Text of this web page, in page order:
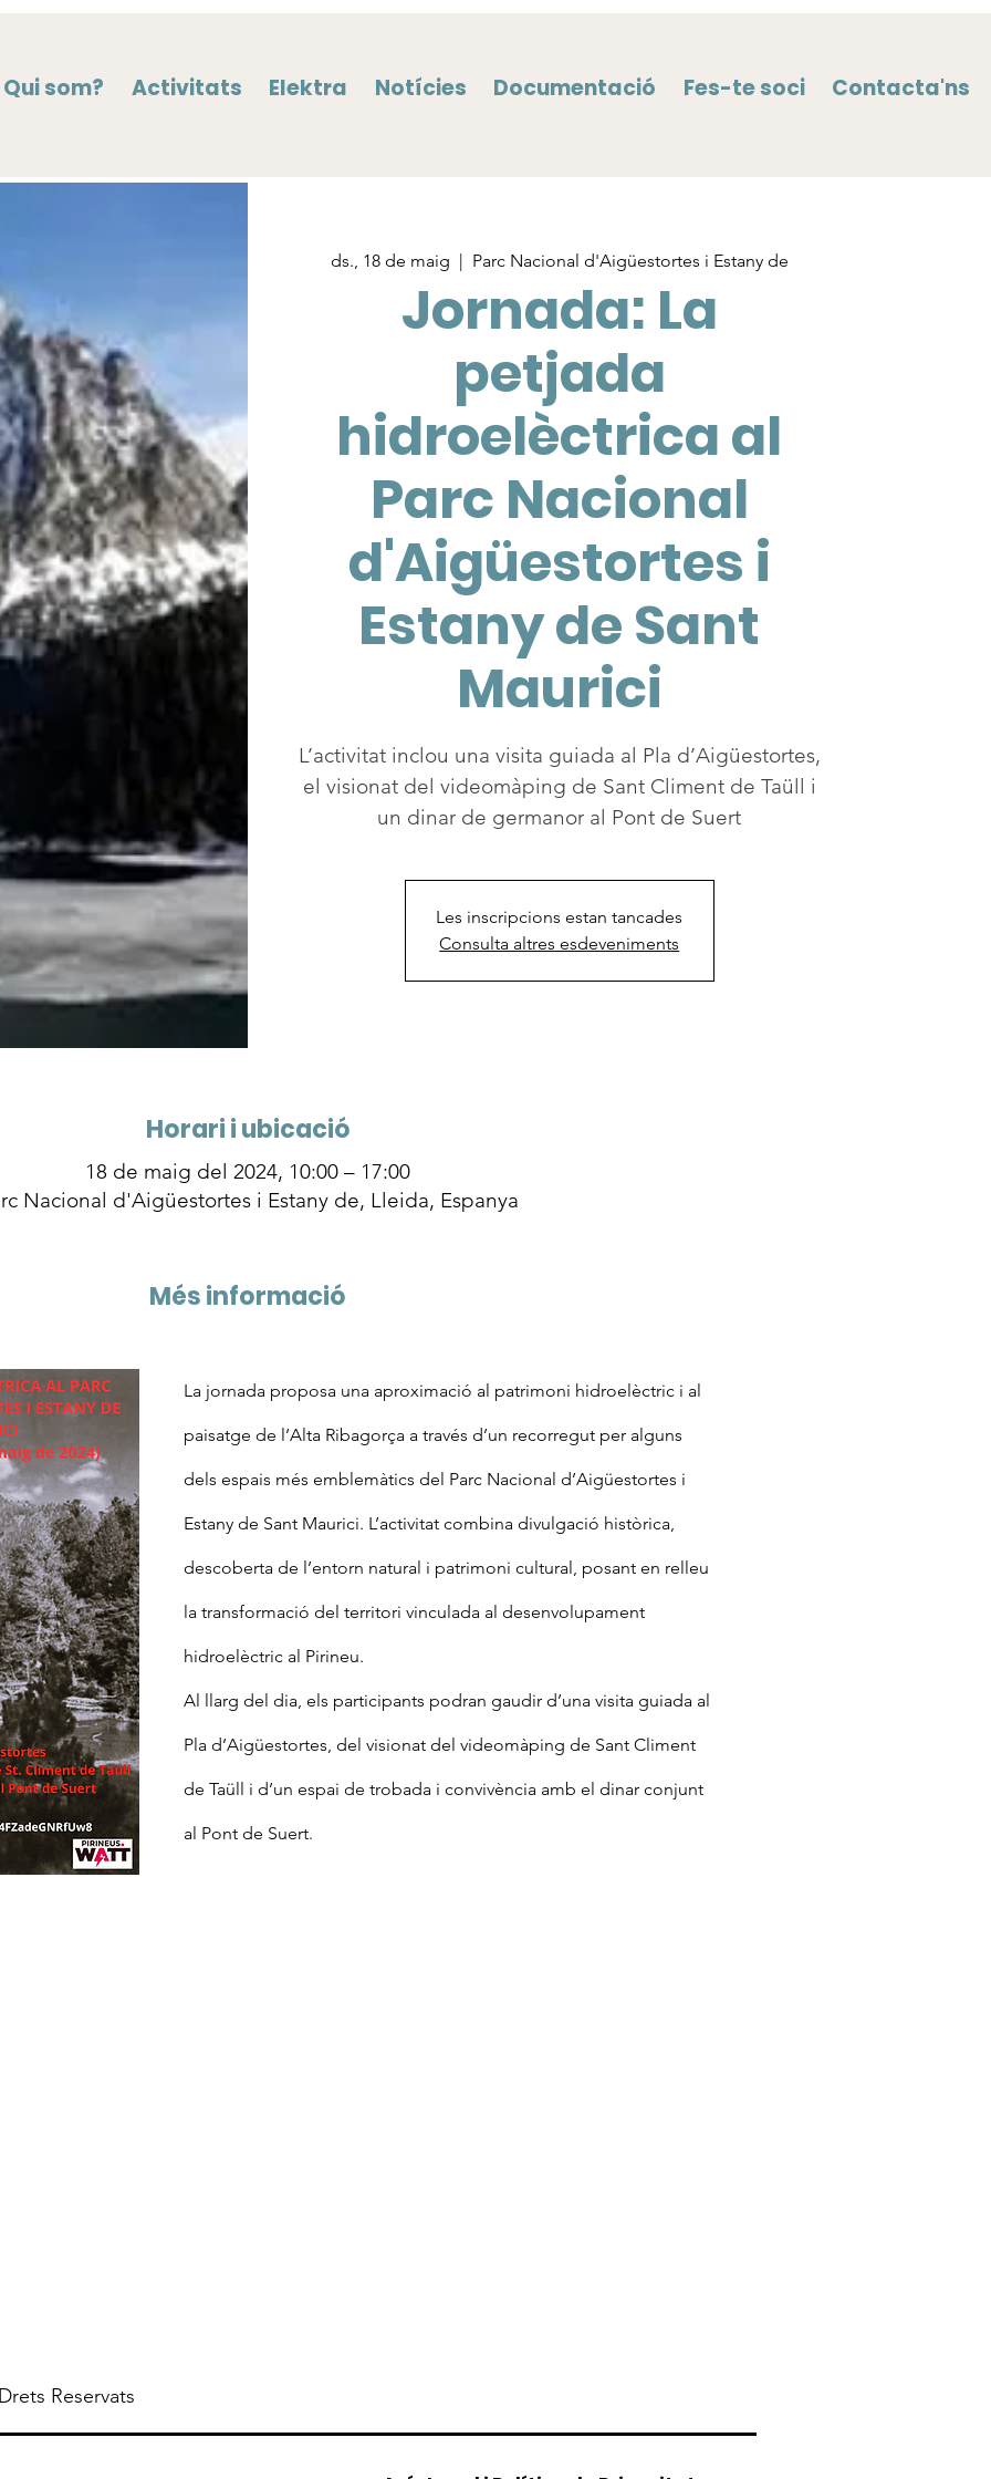
Qui som? Activitats Elektra Notícies Documentació Fes-te soci Contacta'ns
ds., 18 de maig
  |
Parc Nacional d'Aigüestortes i Estany de
Jornada: La
petjada
hidroelèctrica al
Parc Nacional
d'Aigüestortes i
Estany de Sant
Maurici
L’activitat inclou una visita guiada al Pla d’Aigüestortes,
el visionat del videomàping de Sant Climent de Taüll i
un dinar de germanor al Pont de Suert
Les inscripcions estan tancades
Consulta altres esdeveniments
Horari i ubicació
18 de maig del 2024, 10:00 – 17:00
Nacional d'Aigüestortes i Estany de, Lleida, Espanya
Més informació
La jornada proposa una aproximació al patrimoni hidroelèctric i al
paisatge de l’Alta Ribagorça a través d’un recorregut per alguns
dels espais més emblemàtics del Parc Nacional d’Aigüestortes i
Estany de Sant Maurici. L’activitat combina divulgació històrica,
descoberta de l’entorn natural i patrimoni cultural, posant en relleu
la transformació del territori vinculada al desenvolupament
hidroelèctric al Pirineu.
Al llarg del dia, els participants podran gaudir d’una visita guiada al
Pla d’Aigüestortes, del visionat del videomàping de Sant Climent
de Taüll i d’un espai de trobada i convivència amb el dinar conjunt
al Pont de Suert.
Reservats